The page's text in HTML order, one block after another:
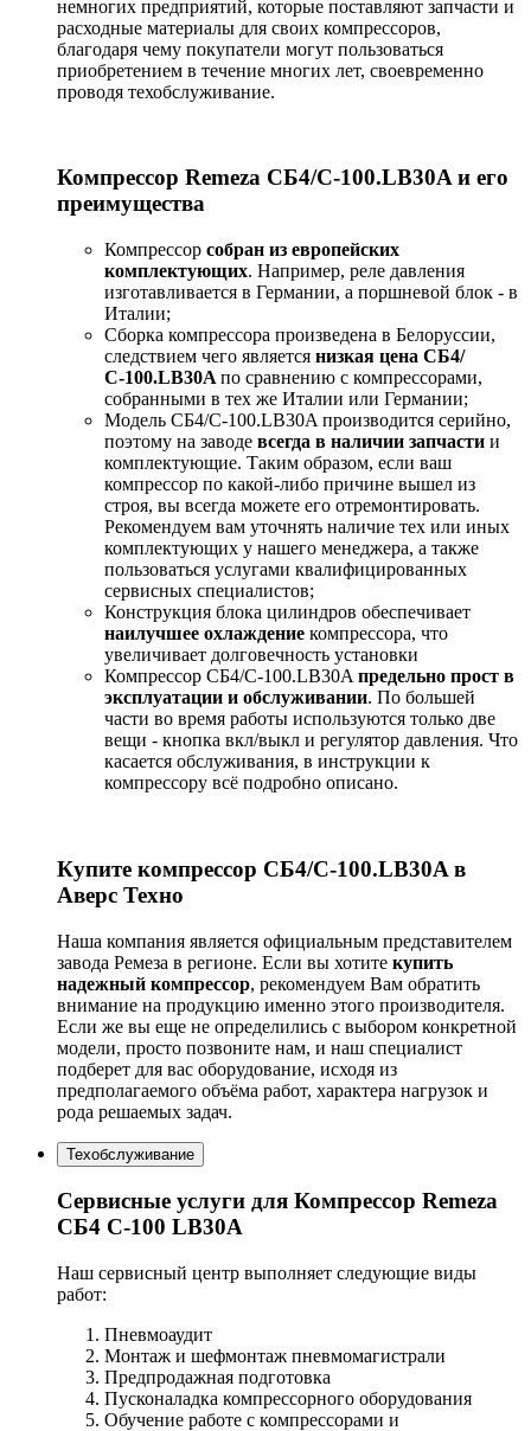
немногих предприятий, которые поставляют запчасти и
расходные материалы для своих компрессоров,
благодаря чему покупатели могут пользоваться
приобретением в течение многих лет, своевременно
проводя техобслуживание.
Компрессор Remeza СБ4/С-100.LB30A и его
преимущества
Компрессор собран из европейских
комплектующих. Например, реле давления
изготавливается в Германии, а поршневой блок - в
Италии;
Сборка компрессора произведена в Белоруссии,
следствием чего является низкая цена СБ4/
С-100.LB30A по сравнению с компрессорами,
собранными в тех же Италии или Германии;
Модель СБ4/С-100.LB30A производится серийно,
поэтому на заводе всегда в наличии запчасти и
комплектующие. Таким образом, если ваш
компрессор по какой-либо причине вышел из
строя, вы всегда можете его отремонтировать.
Рекомендуем вам уточнять наличие тех или иных
комплектующих у нашего менеджера, а также
пользоваться услугами квалифицированных
сервисных специалистов;
Конструкция блока цилиндров обеспечивает
наилучшее охлаждение компрессора, что
увеличивает долговечность установки
Компрессор СБ4/С-100.LB30A предельно прост в
эксплуатации и обслуживании. По большей
части во время работы используются только две
вещи - кнопка вкл/выкл и регулятор давления. Что
касается обслуживания, в инструкции к
компрессору всё подробно описано.
Купите компрессор СБ4/С-100.LB30A в
Аверс Техно
Наша компания является официальным представителем
завода Ремеза в регионе. Если вы хотите купить
надежный компрессор, рекомендуем Вам обратить
внимание на продукцию именно этого производителя.
Если же вы еще не определились с выбором конкретной
модели, просто позвоните нам, и наш специалист
подберет для вас оборудование, исходя из
предполагаемого объёма работ, характера нагрузок и
рода решаемых задач.
Техобслуживание
Сервисные услуги для Компрессор Remeza
СБ4 С-100 LB30A
Наш сервисный центр выполняет следующие виды
работ:
Пневмоаудит
Монтаж и шефмонтаж пневмомагистрали
Предпродажная подготовка
Пусконаладка компрессорного оборудования
Обучение работе с компрессорами и